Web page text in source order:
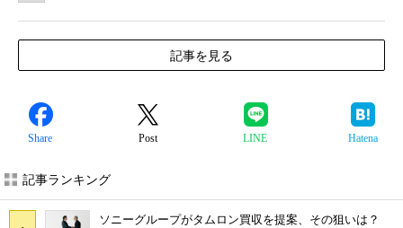
記事を見る
Share Post LINE Hatena
記事ランキング
ソニーグループがタムロン買収を提案、その狙いは？